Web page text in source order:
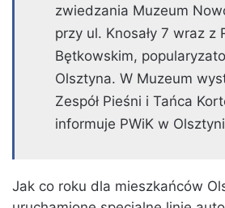
zwiedzania Muzeum
przy ul. Knosały 7 wraz z
Bętkowskim,
Olsztyna. W Muzeum
Zespół Pieśni i Tańca
informuje PWiK w
Jak co roku dla mieszkańców